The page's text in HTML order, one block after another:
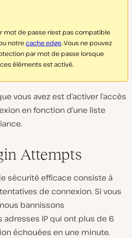
mot de passe n’est pas compatible
notrecache edge. Vous ne pouvez
par mot de passe lorsque
ces éléments est activé.
vous avez est d’activer l’accès
en fonction d’une liste
Attempts
sécurité efficace consiste à
de connexion. Si vous
bannissons
IP qui ont plus de 6
échouées en une minute.